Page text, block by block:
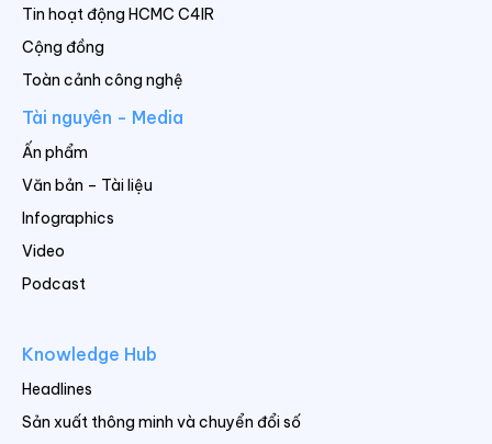
Tin hoạt động HCMC C4IR
Cộng đồng
Toàn cảnh công nghệ
Tài nguyên - Media
Ấn phẩm
Văn bản – Tài liệu
Infographics
Video
Podcast
Knowledge Hub
Headlines
Sản xuất thông minh và chuyển đổi số